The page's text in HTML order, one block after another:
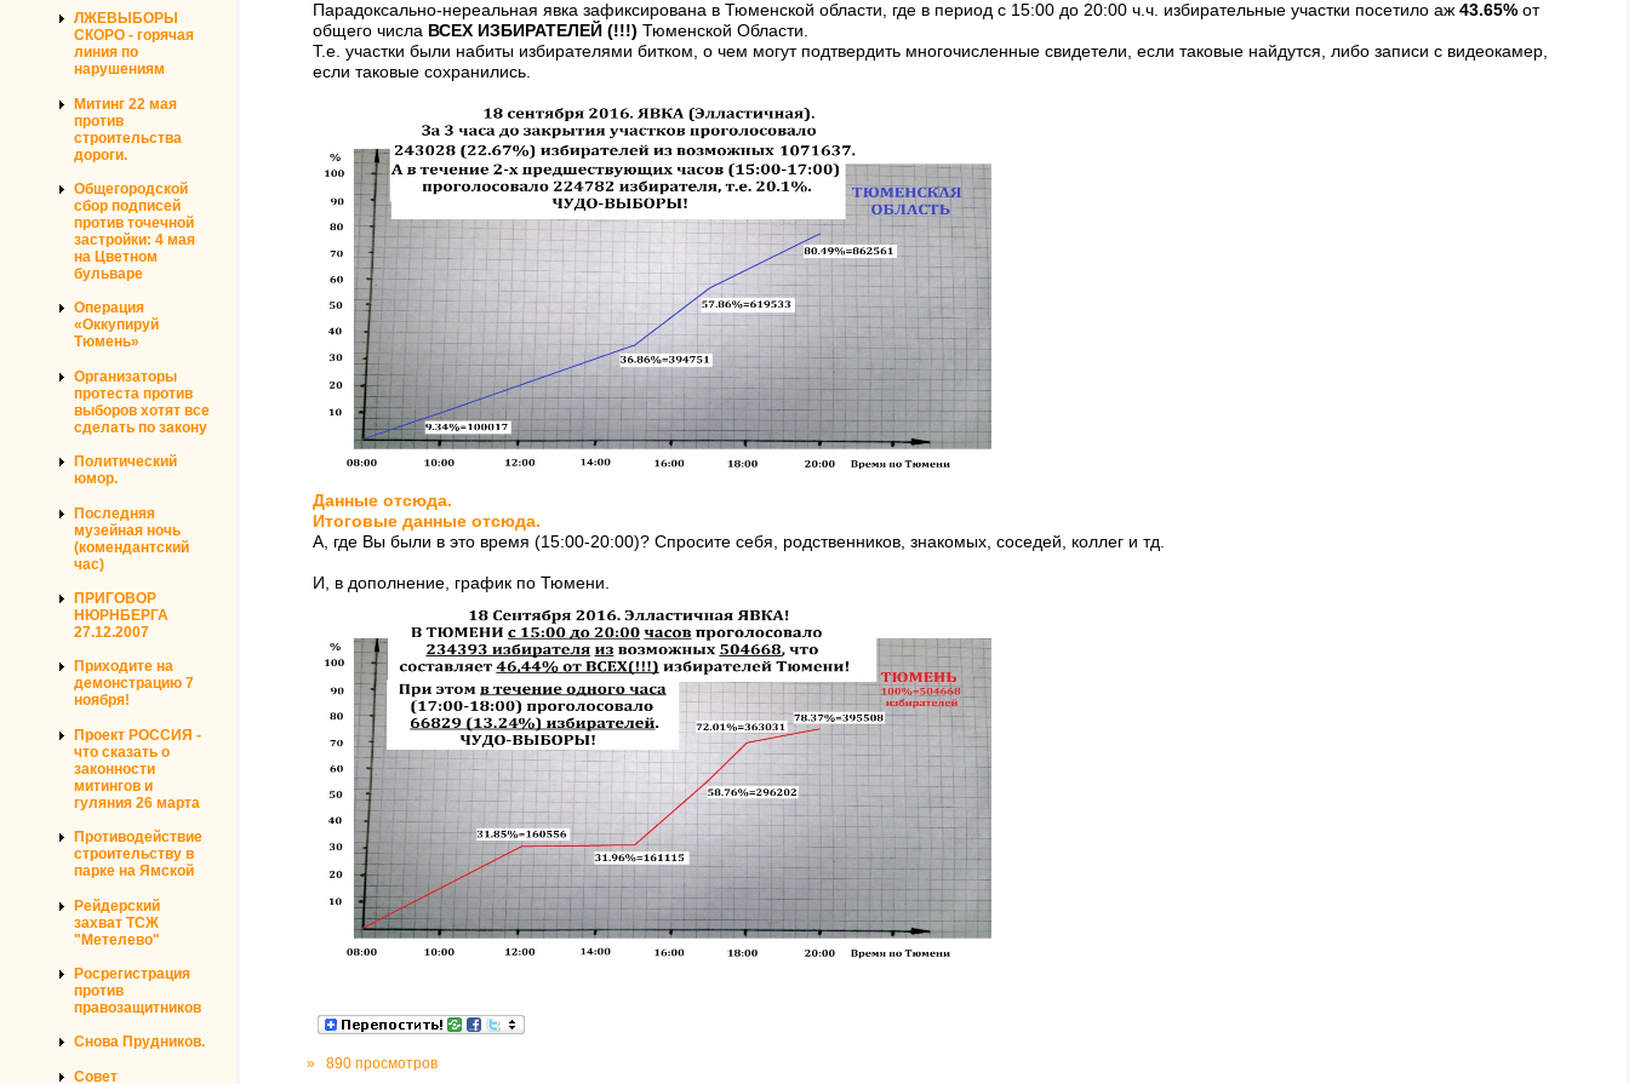
ЛЖЕВЫБОРЫ
СКОРО - горячая
линия по
нарушениям
Митинг 22 мая
против
строительства
дороги.
Общегородской
сбор подписей
против точечной
застройки: 4 мая
на Цветном
бульваре
Операция
«Оккупируй
Тюмень»
Организаторы
протеста против
выборов хотят все
сделать по закону
Политический
юмор.
Последняя
музейная ночь
(комендантский
час)
ПРИГОВОР
НЮРНБЕРГА
27.12.2007
Приходите на
демонстрацию 7
ноября!
Проект РОССИЯ -
что сказать о
законности
митингов и
гуляния 26 марта
Противодействие
строительству в
парке на Ямской
Рейдерский
захват ТСЖ
"Метелево"
Росрегистрация
против
правозащитников
Снова Прудников.
Совет
Парадоксально-нереальная явка зафиксирована в Тюменской области, где в период с 15:00 до 20:00 ч.ч. избирательные участки посетило аж 43.65% от
общего числа ВСЕХ ИЗБИРАТЕЛЕЙ (!!!) Тюменской Области.
Т.е. участки были набиты избирателями битком, о чем могут подтвердить многочисленные свидетели, если таковые найдутся, либо записи с видеокамер,
если таковые сохранились.
Данные отсюда.
Итоговые данные отсюда.
А, где Вы были в это время (15:00-20:00)? Спросите себя, родственников, знакомых, соседей, коллег и тд.
И, в дополнение, график по Тюмени.
» 890 просмотров